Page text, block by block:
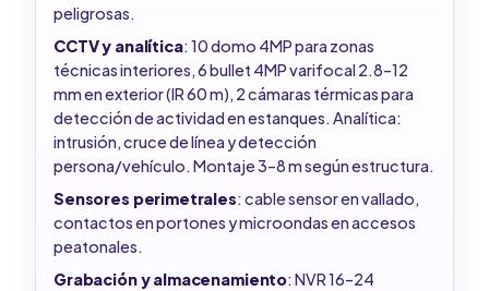
peligrosas.
CCTV y analítica: 10 domo 4MP para zonas
técnicas interiores, 6 bullet 4MP varifocal 2.8–12
mm en exterior (IR 60 m), 2 cámaras térmicas para
detección de actividad en estanques. Analítica:
intrusión, cruce de línea y detección
persona/vehículo. Montaje 3–8 m según estructura.
Sensores perimetrales: cable sensor en vallado,
contactos en portones y microondas en accesos
peatonales.
Grabación y almacenamiento: NVR 16–24